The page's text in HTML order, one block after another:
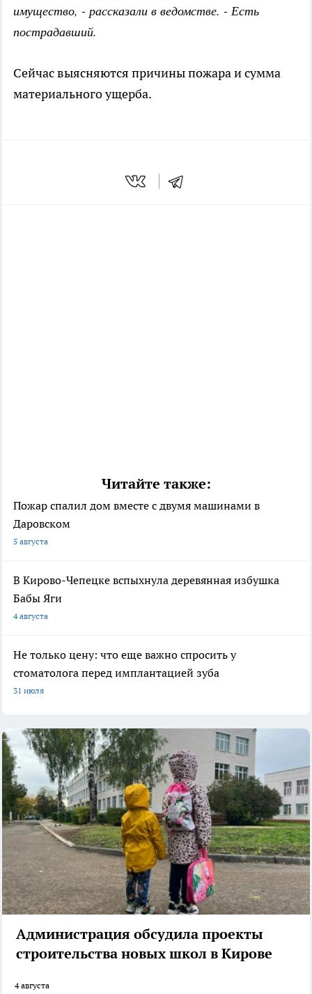
имущество, - рассказали в ведомстве. - Есть
пострадавший.
Сейчас выясняются причины пожара и сумма
материального ущерба.
Читайте также:
Пожар спалил дом вместе с двумя машинами в
Даровском
5 августа
В Кирово-Чепецке вспыхнула деревянная избушка
Бабы Яги
4 августа
Не только цену: что еще важно спросить у
стоматолога перед имплантацией зуба
31 июля
Администрация обсудила проекты
строительства новых школ в Кирове
4 августа